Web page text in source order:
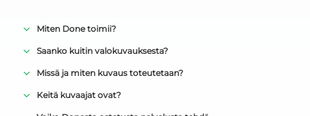
Miten Done toimii?
Saanko kuitin valokuvauksesta?
Missä ja miten kuvaus toteutetaan?
Keitä kuvaajat ovat?